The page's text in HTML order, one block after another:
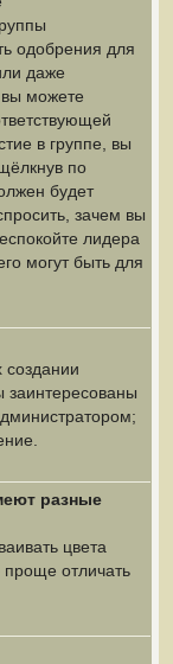
одобрения для
даже
можете
в группе, вы
по
будет
зачем вы
лидера
могут быть для
разные
цвета
проще отличать